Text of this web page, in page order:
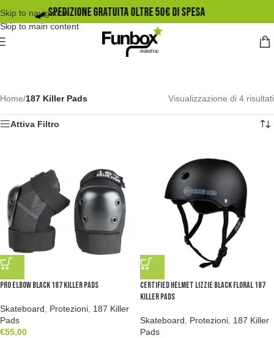
Skip to navigation
Skip to main content
🛹️ SPEDIZIONE GRATUITA OLTRE 50€ DI SPESA
Home/187 Killer Pads Visualizzazione di 4 risultati
Attiva Filtro
Pro Elbow Black 187 Killer Pads
Skateboard Protezioni 187 Killer
Pads
€55,00
Certified Helmet Lizzie Black Floral 187
Killer Pads
Skateboard Protezioni 187 Killer
Pads